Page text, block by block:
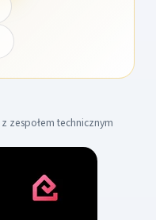
zespołem technicznym